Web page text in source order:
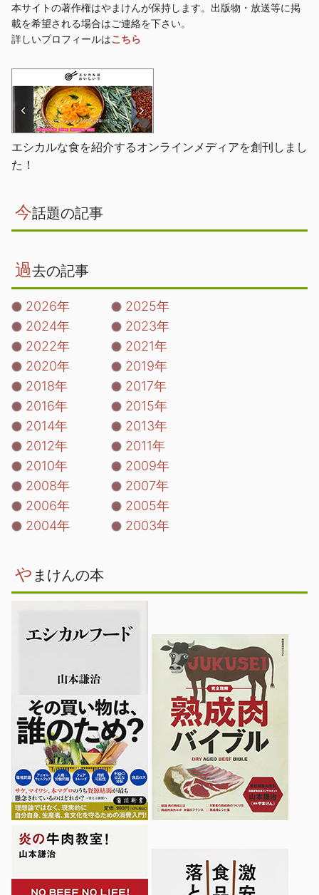
本サイトの著作権はやまけんが保持します。出版物・放送等に掲
載を希望される場合はご連絡を下さい。
詳しいプロフィールはこちら
エシカルな食を紹介するオンラインメディアを創刊しまし
た！
今話題の記事
過去の記事
2026年
2025年
2024年
2023年
2022年
2021年
2020年
2019年
2018年
2017年
2016年
2015年
2014年
2013年
2012年
2011年
2010年
2009年
2008年
2007年
2006年
2005年
2004年
2003年
や まけんの本